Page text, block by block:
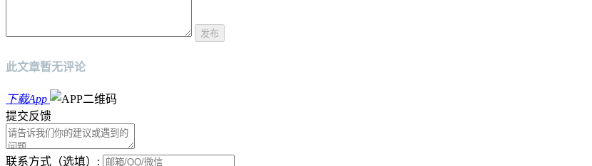
发布
此文章暂无评论
下载App
提交反馈
联系方式（选填）: